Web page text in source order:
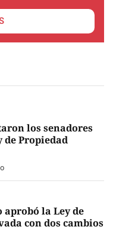
los senadores
de Propiedad
aprobó la Ley de
con dos cambios